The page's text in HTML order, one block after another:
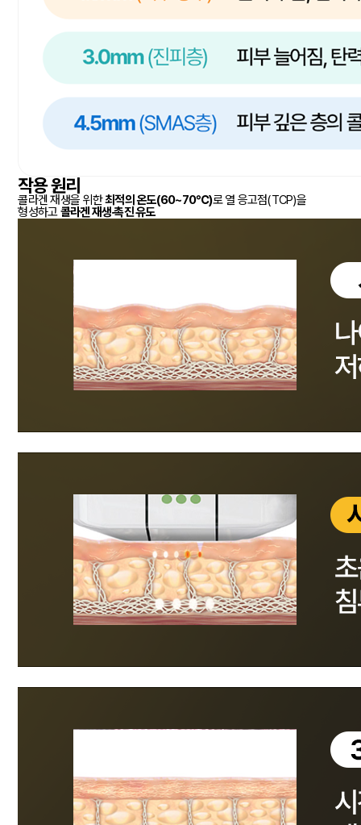
작용 원리
콜라겐 재생을 위한최적의 온도(60~70℃)로 열 응고점(TCP)을
형성하고콜라겐 재생·촉진 유도